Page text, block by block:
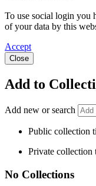
To use social login you
of your data by this
Accept
Close
Add to
Add new or search
Public collection
Private collection
No Collections